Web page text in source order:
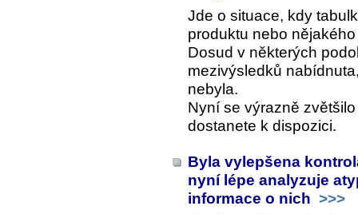
Jde o situace, kdy
produktu nebo
Dosud v některých
mezivýsledků
nebyla.
Nyní se výrazně
dostanete k dispozici.
Byla vylepšena
nyní lépe analyzuje
informace o nich >>>